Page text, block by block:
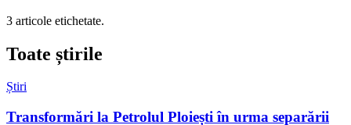
3 articole etichetate.
Toate știrile
Știri
Transformări la Petrolul Ploiești în urma separării